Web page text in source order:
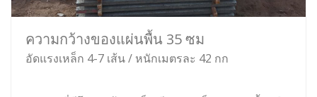
ความกว้างของแผ่นพื้น 35 ซม
อัดแรงเหล็ก 4-7 เส้น / หนักเมตรละ 42 กก